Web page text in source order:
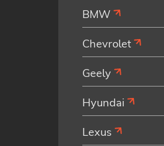
BMW
Chevrolet
Geely
Hyundai
Lexus